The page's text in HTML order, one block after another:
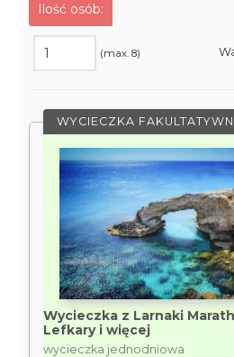
Ilość osób:
(max. 8)
WYCIECZKA
Wycieczka z Larnaki
Lefkary i więcej
wycieczka jednodniowa